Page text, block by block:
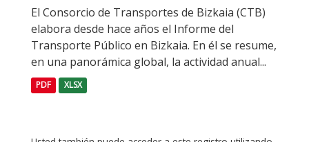
El Consorcio de Transportes de Bizkaia (CTB)
elabora desde hace años el Informe del
Transporte Público en Bizkaia. En él se resume,
en una panorámica global, la actividad anual...
PDF XLSX